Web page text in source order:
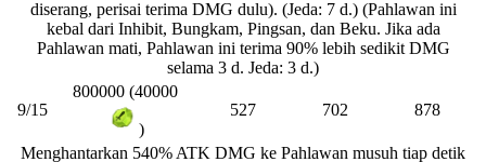
diserang, perisai terima DMG dulu). (Jeda: 7 d.) (Pahlawan ini
kebal dari Inhibit, Bungkam, Pingsan, dan Beku. Jika ada
Pahlawan mati, Pahlawan ini terima 90% lebih sedikit DMG
selama 3 d. Jeda: 3 d.)
9/15
800000 (40000
)
527 702 878
Menghantarkan 540% ATK DMG ke Pahlawan musuh tiap detik